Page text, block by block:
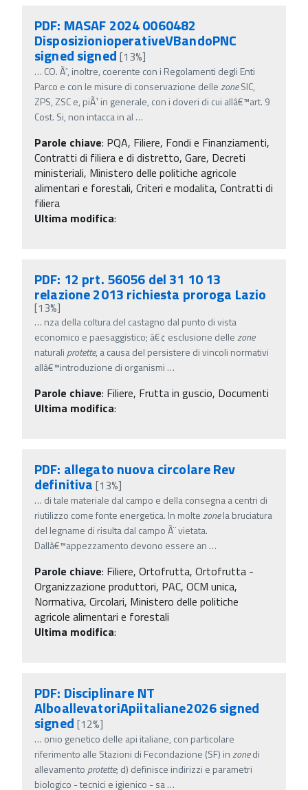
PDF: MASAF 2024 0060482
DisposizionioperativeVBandoPNC
signed signed[13%]
… CO. Ãˆ, inoltre, coerente con i Regolamenti degli Enti
Parco e con le misure di conservazione dellezoneSIC,
ZPS, ZSC e, piÃ¹ in generale, con i doveri di cui allâ€™art. 9
Cost. Si, non intacca in al …
Parole chiave: PQA, Filiere, Fondi e Finanziamenti,
Contratti di filiera e di distretto, Gare, Decreti
ministeriali, Ministero delle politiche agricole
alimentari e forestali, Criteri e modalita, Contratti di
filiera
Ultima modifica:
PDF: 12 prt. 56056 del 31 10 13
relazione 2013 richiesta proroga Lazio
[13%]
… nza della coltura del castagno dal punto di vista
economico e paesaggistico; â€¢ esclusione dellezone
naturali protette, a causa del persistere di vincoli normativi
allâ€™introduzione di organismi …
Parole chiave: Filiere, Frutta in guscio, Documenti
Ultima modifica:
PDF: allegato nuova circolare Rev
definitiva [13%]
… di tale materiale dal campo e della consegna a centri di
riutilizzo come fonte energetica. In moltezonela bruciatura
del legname di risulta dal campo Ã¨ vietata.
Dallâ€™appezzamento devono essere an …
Parole chiave: Filiere, Ortofrutta, Ortofrutta -
Organizzazione produttori, PAC, OCM unica,
Normativa, Circolari, Ministero delle politiche
agricole alimentari e forestali
Ultima modifica:
PDF: Disciplinare NT
AlboallevatoriApiitaliane2026 signed
signed [12%]
… onio genetico delle api italiane, con particolare
riferimento alle Stazioni di Fecondazione (SF) inzonedi
allevamento protette; d) definisce indirizzi e parametri
biologico - tecnici e igienico - sa…